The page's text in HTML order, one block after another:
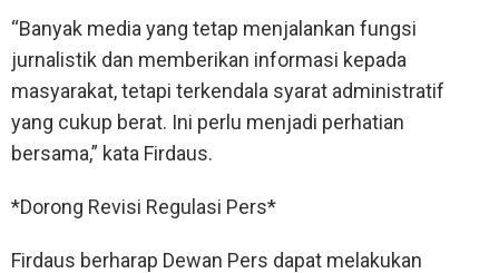
“Banyak media yang tetap menjalankan fungsi
jurnalistik dan memberikan informasi kepada
masyarakat, tetapi terkendala syarat administratif
yang cukup berat. Ini perlu menjadi perhatian
bersama,” kata Firdaus.
*Dorong Revisi Regulasi Pers*
Firdaus berharap Dewan Pers dapat melakukan